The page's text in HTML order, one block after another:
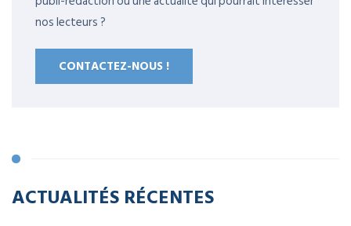
nos lecteurs ?
CONTACTEZ-NOUS !
ACTUALITÉS RÉCENTES